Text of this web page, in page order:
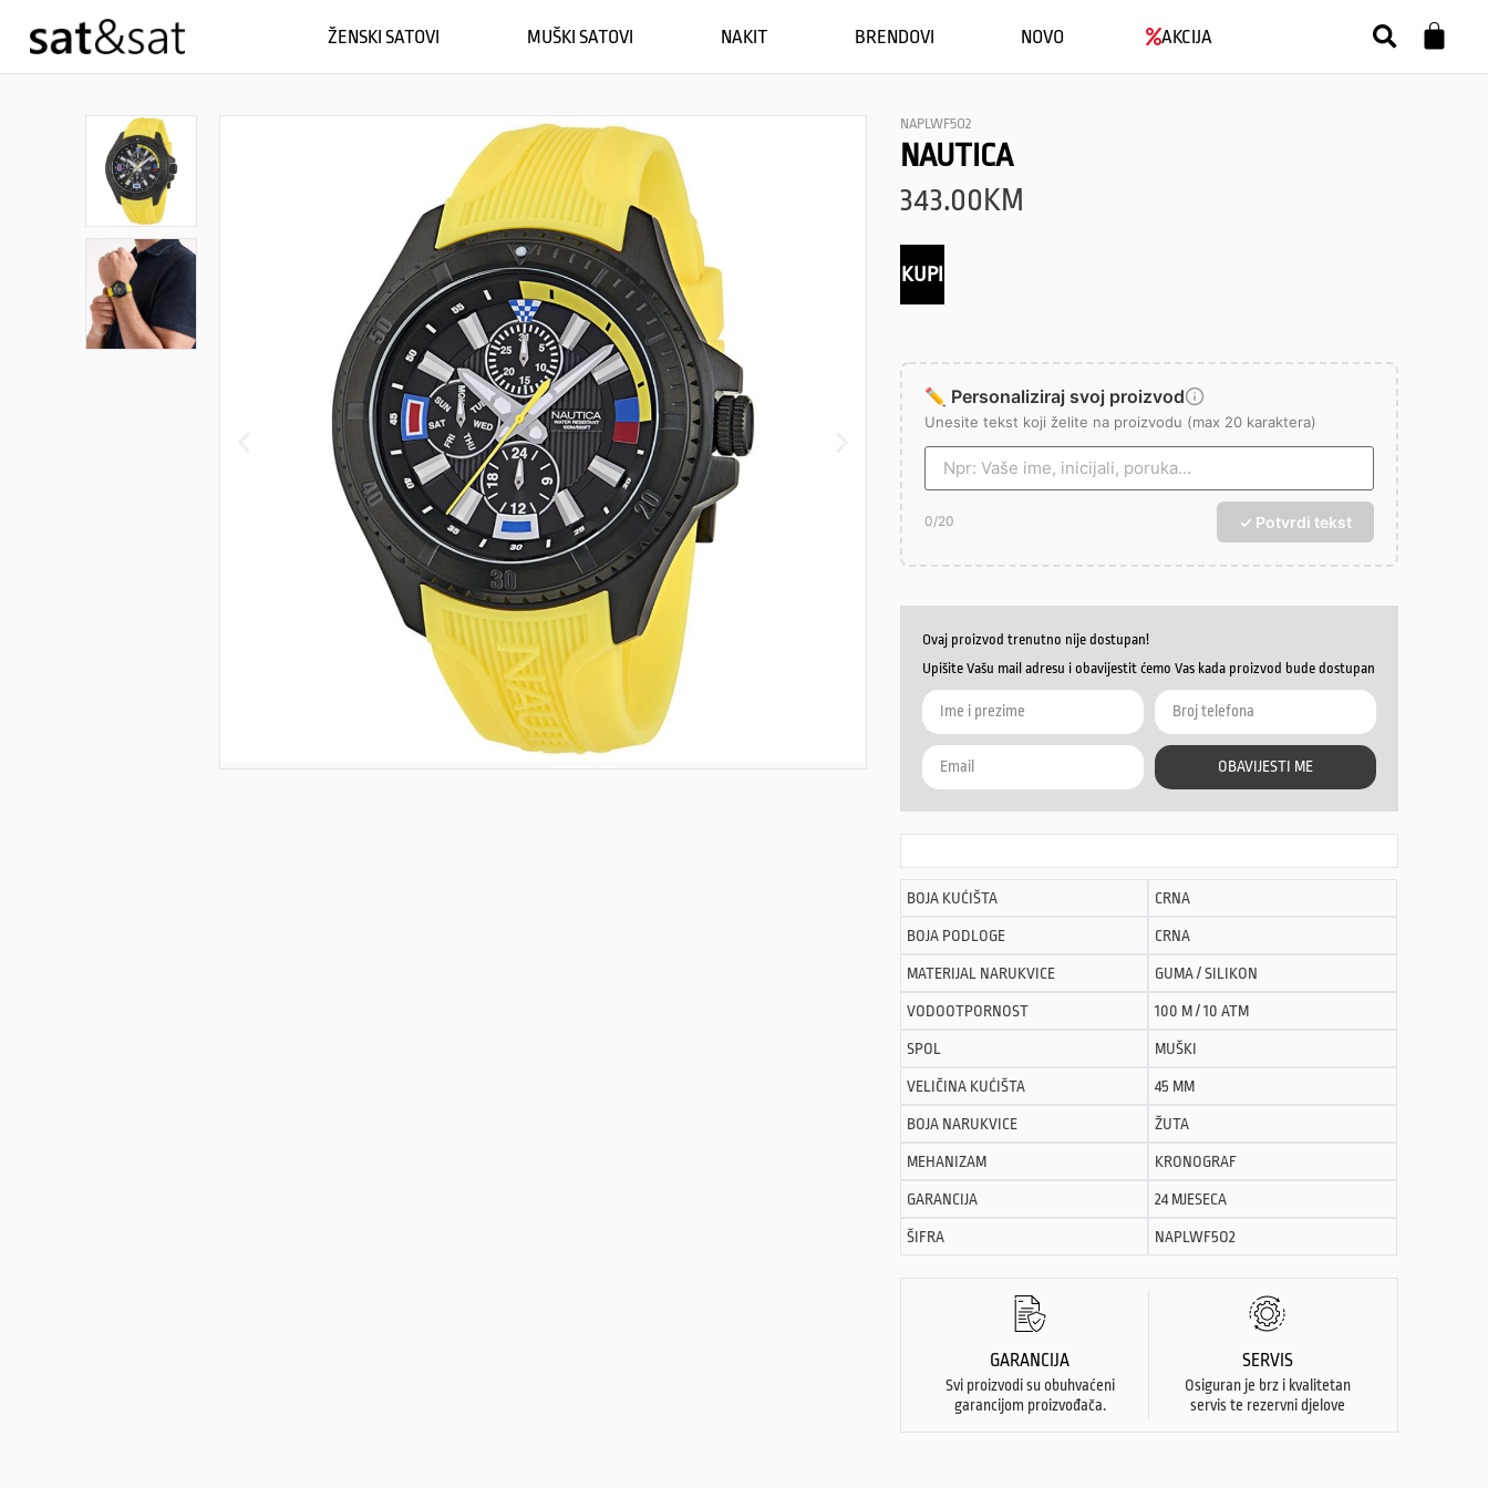
ŽENSKI SATOVI MUŠKI SATOVI NAKIT BRENDOVI NOVO AKCIJA
NAPLWF5O2
NAUTICA
343.00 KM
KUPI
✏️ Personaliziraj svoj proizvod
Unesite tekst koji želite na proizvodu (max 20 karaktera)
0/20 ✓ Potvrdi tekst
Ovaj proizvod trenutno nije dostupan!
Upišite Vašu mail adresu i obavijestit ćemo Vas kada proizvod bude dostupan
OBAVIJESTI ME
BOJA KUĆIŠTA CRNA
BOJA PODLOGE CRNA
MATERIJAL NARUKVICE GUMA / SILIKON
VODOOTPORNOST 100 M / 10 ATM
SPOL MUŠKI
VELIČINA KUĆIŠTA 45 MM
BOJA NARUKVICE ŽUTA
MEHANIZAM KRONOGRAF
GARANCIJA 24 MJESECA
ŠIFRA NAPLWF5O2
GARANCIJA
Svi proizvodi su obuhvaćeni
garancijom proizvođača.
SERVIS
Osiguran je brz i kvalitetan
servis te rezervni djelove